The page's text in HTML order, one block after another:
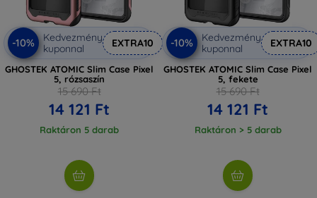
-10%
Kedvezmény
kuponnal
EXTRA10
GHOSTEK ATOMIC Slim Case Pixel
5, rózsaszín
15 690 Ft
14 121 Ft
Raktáron 5 darab
-10%
Kedvezmény
kuponnal
EXTRA10
GHOSTEK ATOMIC Slim Case Pixel
5, fekete
15 690 Ft
14 121 Ft
Raktáron > 5 darab